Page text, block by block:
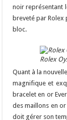
noir représentant
breveté par Rolex
bloc.
Rolex
Quant à la
magnifique et
bracelet en or
des maillons en
doit gérer son